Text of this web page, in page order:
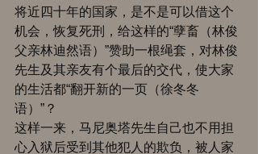
将近四十年的国家，是不是可以借这个
机会，恢复死刑，给这样的“孽畜（林俊
父亲林迪然语）”赞助一根绳套，对林俊
先生及其亲友有个最后的交代，使大家
的生活都“翻开新的一页（徐冬冬
语）”？
这样一来，马尼奥塔先生自己也不用担
心入狱后受到其他犯人的欺负，被人家